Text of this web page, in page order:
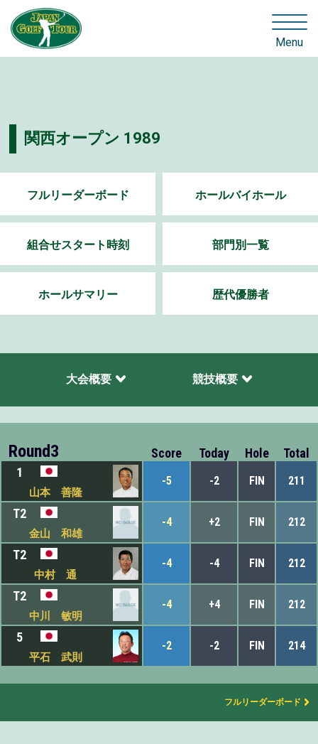
Menu
関西オープン 1989
フルリーダーボード ホールバイホール
組合せスタート時刻 部門別一覧
ホールサマリー 歴代優勝者
大会概要 競技概要
Round3 Score Today Hole
Total
1
山本 善隆
-5 -2 FIN 211
T2
金山 和雄
-4 +2 FIN 212
T2
中村 通
-4 -4 FIN 212
T2
中川 敏明
-4 +4 FIN 212
5
平石 武則
-2 -2 FIN 214
フルリーダーボード